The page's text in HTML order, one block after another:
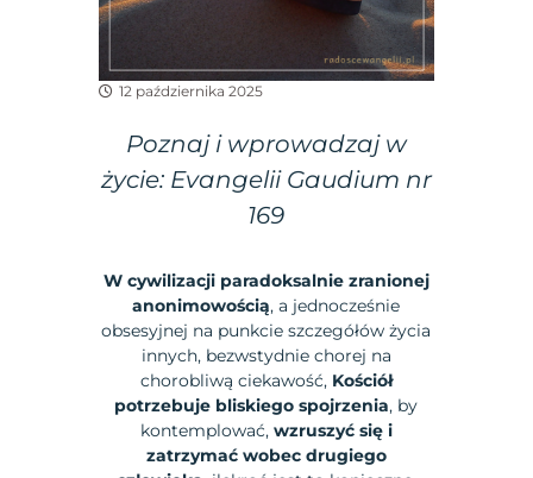
12 października 2025
Poznaj i wprowadzaj w
życie: Evangelii Gaudium nr
169
W cywilizacji paradoksalnie zranionej
anonimowością, a jednocześnie
obsesyjnej na punkcie szczegółów życia
innych, bezwstydnie chorej na
chorobliwą ciekawość, Kościół
potrzebuje bliskiego spojrzenia, by
kontemplować, wzruszyć się i
zatrzymać wobec drugiego